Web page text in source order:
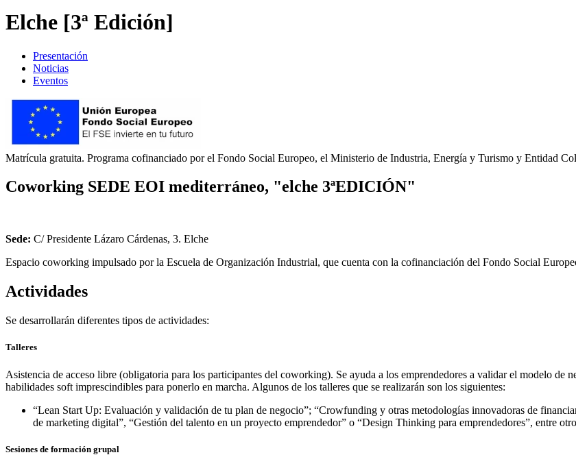
Elche [3ª Edición]
Presentación
Noticias
Eventos
Matrícula gratuita. Programa cofinanciado por el Fondo Social Europeo, el Ministerio de Industria, Energía y Turismo y Entidad
Coworking SEDE EOI mediterráneo, "elche 3ªEDICIÓN"
Sede: C/ Presidente Lázaro Cárdenas, 3. Elche
Espacio coworking impulsado por la Escuela de Organización Industrial, que cuenta con la cofinanciación del Fondo Social
Actividades
Se desarrollarán diferentes tipos de actividades:
Talleres
Asistencia de acceso libre (obligatoria para los participantes del coworking). Se ayuda a los emprendedores a validar el modelo de
habilidades soft imprescindibles para ponerlo en marcha. Algunos de los talleres que se realizarán son los siguientes:
“Lean Start Up: Evaluación y validación de tu plan de negocio”; “Crowfunding y otras metodologías innovadoras de
de marketing digital”, “Gestión del talento en un proyecto emprendedor” o “Design Thinking para emprendedores”, entre
Sesiones de formación grupal